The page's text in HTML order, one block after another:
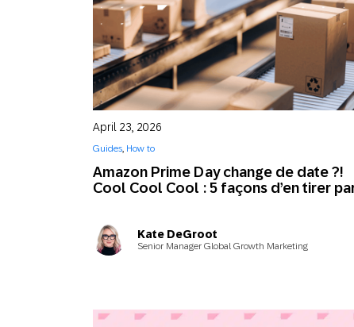
Amazon Prime Day change de date ?!
Cool Cool Cool : 5 façons d’en tirer
April 23, 2026
Guides, How to
Kate DeGroot
Senior Manager Global Growth Marketing